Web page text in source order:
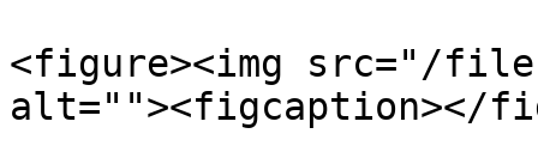
<figure><img src="/
alt=""><figcaption></